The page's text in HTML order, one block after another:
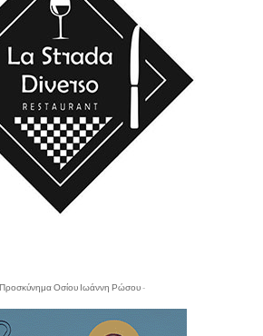
Προσκύνημα Οσίου Ιωάννη Ρώσου -